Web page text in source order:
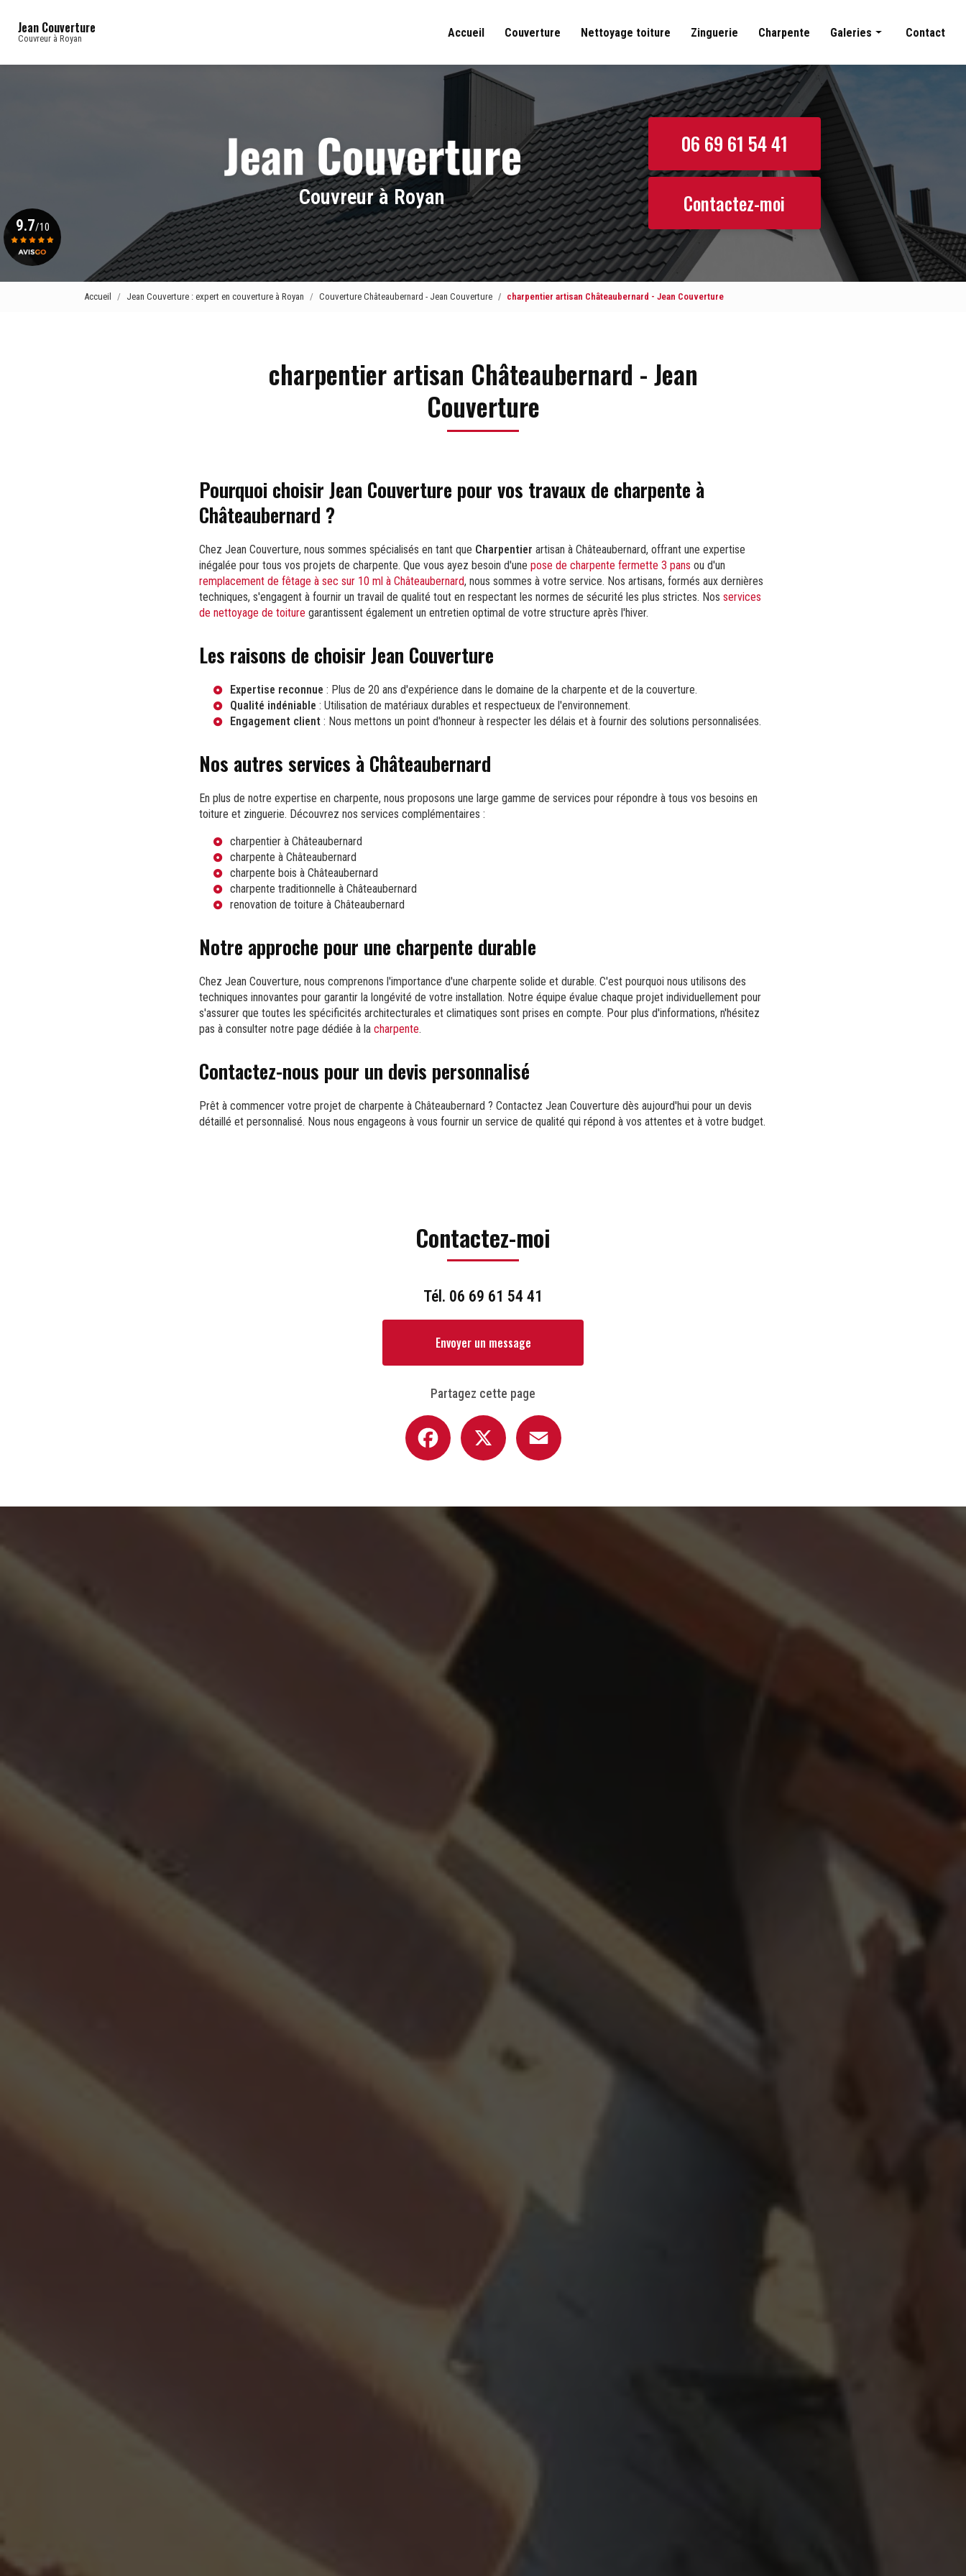
contenu
Jean Couverture
Couvreur à Royan
Accueil
Couverture Nettoyage toiture Zinguerie Charpente Galeries
Couverture
Nettoyage toiture
Contact
Couvreur à Royan
06 69 61 54 41
Contactez-moi
9.7/10
Accueil Jean Couverture : expert en couverture à Royan Couverture Châteaubernard - Jean Couverture charpentier artisan Châteaubernard - Jean Couverture
charpentier artisan Châteaubernard - Jean
Couverture
Pourquoi choisir Jean Couverture pour vos travaux de charpente à
Châteaubernard ?
Chez Jean Couverture, nous sommes spécialisés en tant que Charpentier artisan à Châteaubernard, offrant une expertise
inégalée pour tous vos projets de charpente. Que vous ayez besoin d'une pose de charpente fermette 3 pans ou d'un
remplacement de fêtage à sec sur 10 ml à Châteaubernard, nous sommes à votre service. Nos artisans, formés aux dernières
techniques, s'engagent à fournir un travail de qualité tout en respectant les normes de sécurité les plus strictes. Nos services
de nettoyage de toiture garantissent également un entretien optimal de votre structure après l'hiver.
Les raisons de choisir Jean Couverture
Expertise reconnue : Plus de 20 ans d'expérience dans le domaine de la charpente et de la couverture.
Qualité indéniable : Utilisation de matériaux durables et respectueux de l'environnement.
Engagement client : Nous mettons un point d'honneur à respecter les délais et à fournir des solutions personnalisées.
Nos autres services à Châteaubernard
En plus de notre expertise en charpente, nous proposons une large gamme de services pour répondre à tous vos besoins en
toiture et zinguerie. Découvrez nos services complémentaires :
charpentier à Châteaubernard
charpente à Châteaubernard
charpente bois à Châteaubernard
charpente traditionnelle à Châteaubernard
renovation de toiture à Châteaubernard
Notre approche pour une charpente durable
Chez Jean Couverture, nous comprenons l'importance d'une charpente solide et durable. C'est pourquoi nous utilisons des
techniques innovantes pour garantir la longévité de votre installation. Notre équipe évalue chaque projet individuellement pour
s'assurer que toutes les spécificités architecturales et climatiques sont prises en compte. Pour plus d'informations, n'hésitez
pas à consulter notre page dédiée à la charpente.
Contactez-nous pour un devis personnalisé
Prêt à commencer votre projet de charpente à Châteaubernard ? Contactez Jean Couverture dès aujourd'hui pour un devis
détaillé et personnalisé. Nous nous engageons à vous fournir un service de qualité qui répond à vos attentes et à votre budget.
Contactez-moi
Tél. 06 69 61 54 41
Envoyer un message
Partagez cette page
Facebook